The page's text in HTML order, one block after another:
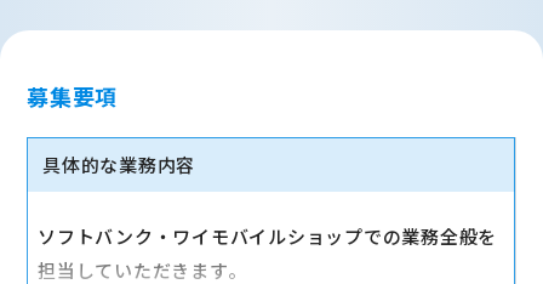
募集要項
具体的な業務内容
ソフトバンク・ワイモバイルショップでの業務全般を
担当していただきます。